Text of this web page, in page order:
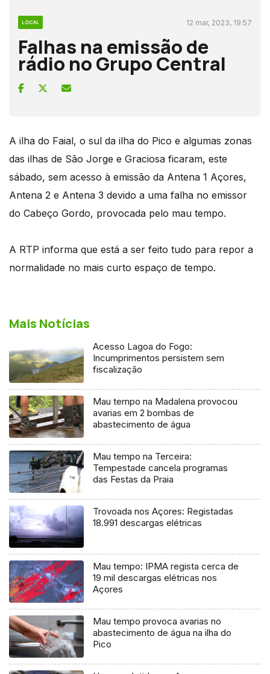
LOCAL 12 mar, 2023, 19:57
Falhas na emissão de
rádio no Grupo Central
A ilha do Faial, o sul da ilha do Pico e algumas zonas
das ilhas de São Jorge e Graciosa ficaram, este
sábado, sem acesso à emissão da Antena 1 Açores,
Antena 2 e Antena 3 devido a uma falha no emissor
do Cabeço Gordo, provocada pelo mau tempo.
A RTP informa que está a ser feito tudo para repor a
normalidade no mais curto espaço de tempo.
Mais Notícias
Acesso Lagoa do Fogo:
Incumprimentos persistem sem
fiscalização
Mau tempo na Madalena provocou
avarias em 2 bombas de
abastecimento de água
Mau tempo na Terceira:
Tempestade cancela programas
das Festas da Praia
Trovoada nos Açores: Registadas
18.991 descargas elétricas
Mau tempo: IPMA regista cerca de
19 mil descargas elétricas nos
Açores
Mau tempo provoca avarias no
abastecimento de água na ilha do
Pico